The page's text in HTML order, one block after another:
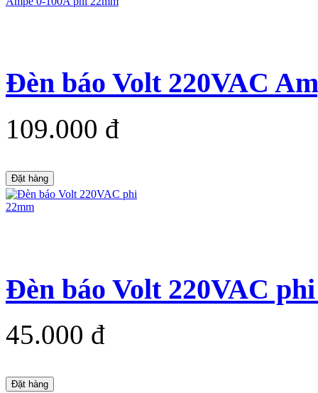
Đèn báo Volt 220VAC
109.000 đ
Đặt hàng
Đèn báo Volt 220VAC
45.000 đ
Đặt hàng